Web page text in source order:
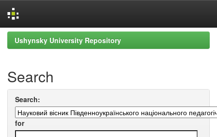
Skip
navigation
Ushynsky University Repository
Search
Search:
for